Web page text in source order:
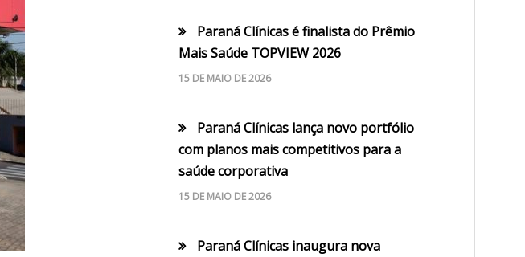
Paraná Clínicas é finalista do Prêmio
Mais Saúde TOPVIEW 2026
15 DE MAIO DE 2026
Paraná Clínicas lança novo portfólio
com planos mais competitivos para a
saúde corporativa
15 DE MAIO DE 2026
Paraná Clínicas inaugura nova